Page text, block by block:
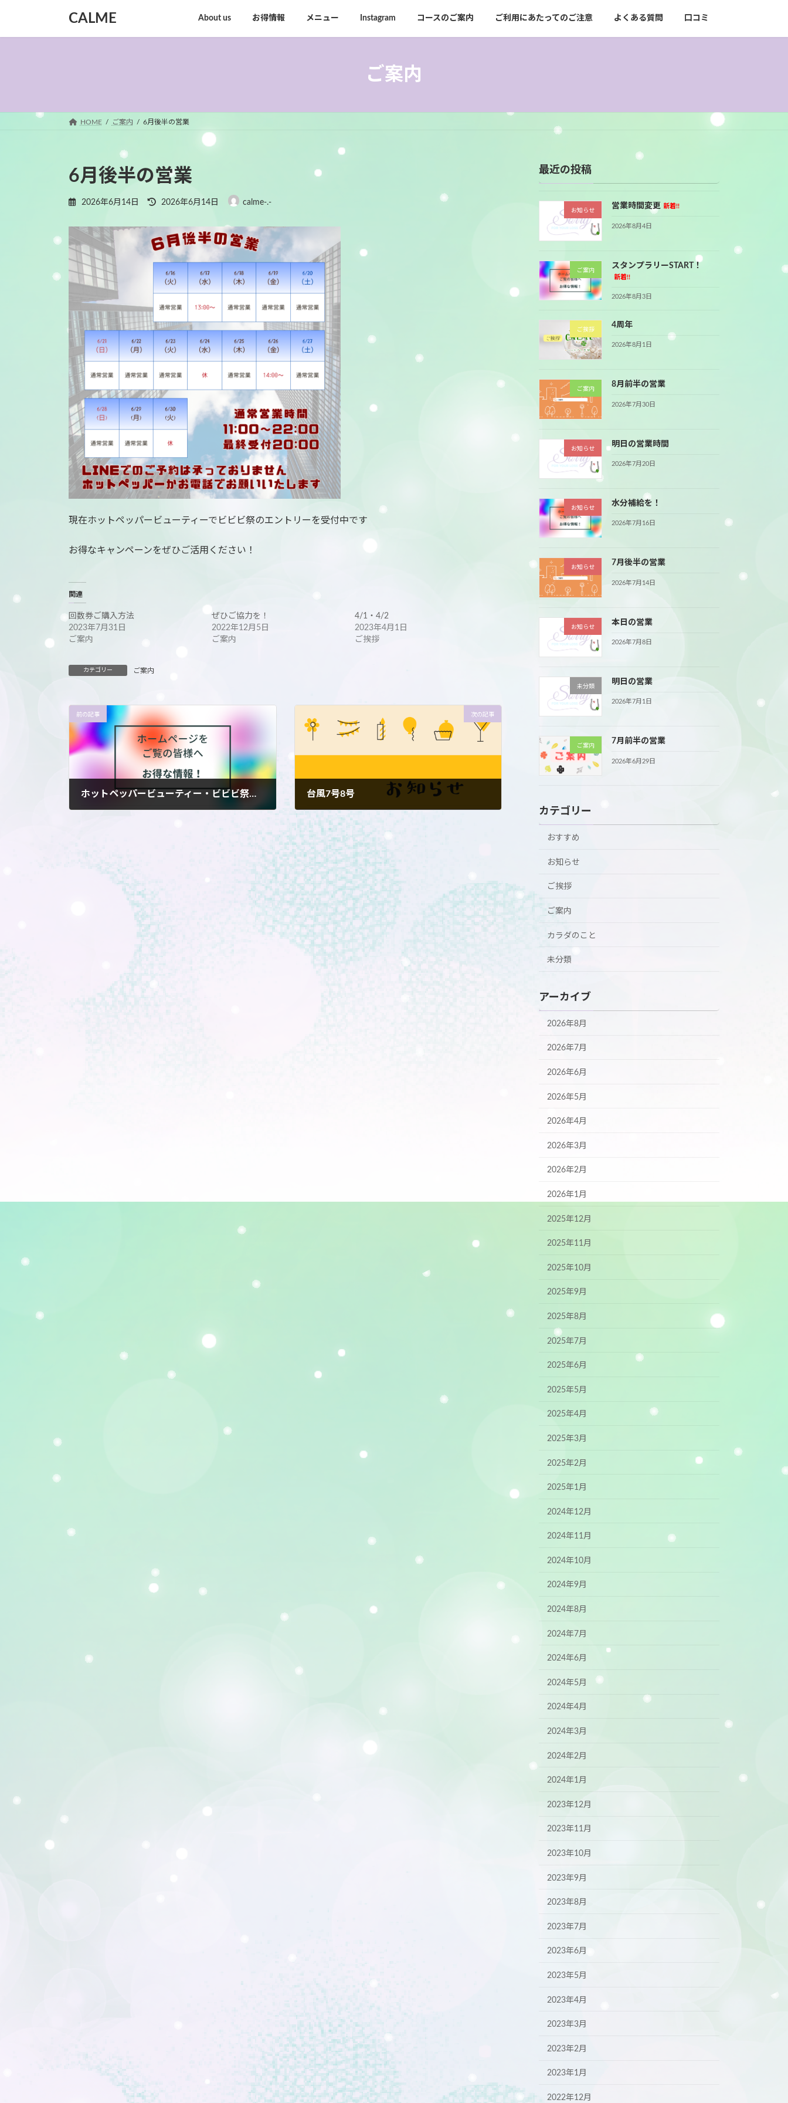
テ
ゲ
CALME About us お得情報 メニュー Instagram コースのご案内 ご利用にあたってのご注意 よくある質問 口コミ
ご案内
HOME ご案内 6月後半の営業
6月後半の営業
2026年6月14日
最
新
日
時
2026年6月14日 calme-.-
現在ホットペッパービューティーでビビビ祭のエントリーを受付中です
お得なキャンペーンをぜひご活用ください！
関連
回数券ご購入方法
2023年7月31日
ご案内
ぜひご協力を！
2022年12月5日
ご案内
4/1・4/2
2023年4月1日
ご挨拶
カテゴリー ご案内
前の記事
ホットペッパービューティー・ビビビ祭第２弾！
次の記事
台風7号8号
2026年6月25日
最近の投稿
お知らせ
営業時間変更 新着!!
2026年8月4日
ご案内
スタンプラリーSTART！
新着!!
2026年8月3日
ご挨拶
4周年
2026年8月1日
ご案内
8月前半の営業
2026年7月30日
お知らせ
明日の営業時間
2026年7月20日
お知らせ
水分補給を！
2026年7月16日
お知らせ
7月後半の営業
2026年7月14日
お知らせ
本日の営業
2026年7月8日
未分類
明日の営業
2026年7月1日
ご案内
7月前半の営業
2026年6月29日
カテゴリー
おすすめ
お知らせ
ご挨拶
ご案内
カラダのこと
未分類
アーカイブ
2026年8月
2026年7月
2026年6月
2026年5月
2026年4月
2026年3月
2026年2月
2026年1月
2025年12月
2025年11月
2025年10月
2025年9月
2025年8月
2025年7月
2025年6月
2025年5月
2025年4月
2025年3月
2025年2月
2025年1月
2024年12月
2024年11月
2024年10月
2024年9月
2024年8月
2024年7月
2024年6月
2024年5月
2024年4月
2024年3月
2024年2月
2024年1月
2023年12月
2023年11月
2023年10月
2023年9月
2023年8月
2023年7月
2023年6月
2023年5月
2023年4月
2023年3月
2023年2月
2023年1月
2022年12月